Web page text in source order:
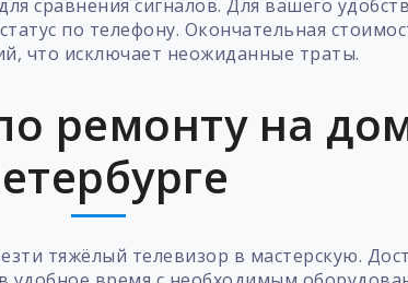
сравнения сигналов. Для вашего
по телефону. Окончательная
что исключает неожиданные траты.
ремонту на
тяжёлый телевизор в мастерскую.